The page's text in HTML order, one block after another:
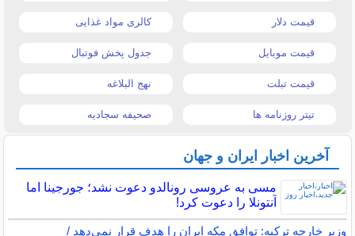
قیمت دلار کالری مواد غذایی
قیمت موبایل جدول پخش فوتبال
قیمت تبلت نهج البلاغه
تیتر روزنامه ها صحیفه سجادیه
آخرین اخبار ایران و جهان
مسی به عروسی رونالدو دعوت نشد؛ جورجینا اما
آنتونلا را دعوت کرد!
وزیر خارجه ترکیه: توافق مکه ایران را هدف قرار نمی‌دهد /